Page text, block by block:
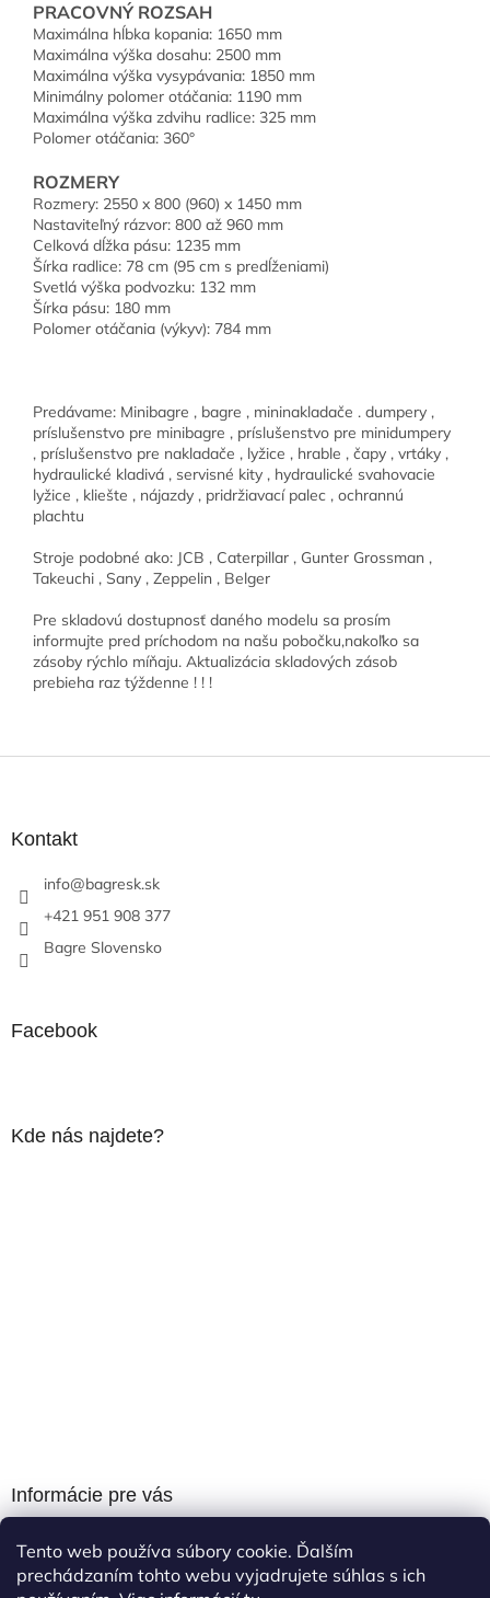
Tento web používa súbory cookie. Ďalším
prechádzaním tohto webu vyjadrujete súhlas s ich
PRACOVNÝ ROZSAH
Maximálna hĺbka kopania: 1650 mm
Maximálna výška dosahu: 2500 mm
Maximálna výška vysypávania: 1850 mm
Minimálny polomer otáčania: 1190 mm
Maximálna výška zdvihu radlice: 325 mm
Polomer otáčania: 360°
ROZMERY
Rozmery: 2550 x 800 (960) x 1450 mm
Nastaviteľný rázvor: 800 až 960 mm
Celková dĺžka pásu: 1235 mm
Šírka radlice: 78 cm (95 cm s predĺženiami)
Svetlá výška podvozku: 132 mm
Šírka pásu: 180 mm
Polomer otáčania (výkyv): 784 mm
Predávame: Minibagre , bagre , mininakladače . dumpery ,
príslušenstvo pre minibagre , príslušenstvo pre minidumpery
, príslušenstvo pre nakladače , lyžice , hrable , čapy , vrtáky ,
hydraulické kladivá , servisné kity , hydraulické svahovacie
lyžice , kliešte , nájazdy , pridržiavací palec , ochrannú
plachtu
Stroje podobné ako: JCB , Caterpillar , Gunter Grossman ,
Takeuchi , Sany , Zeppelin , Belger
Pre skladovú dostupnosť daného modelu sa prosím
informujte pred príchodom na našu pobočku,nakoľko sa
zásoby rýchlo míňaju. Aktualizácia skladových zásob
prebieha raz týždenne ! ! !
Kontakt
info@bagresk.sk
+421 951 908 377
Bagre Slovensko
Facebook
Kde nás najdete?
Informácie pre vás
Podmienky ochrany osobných údajov